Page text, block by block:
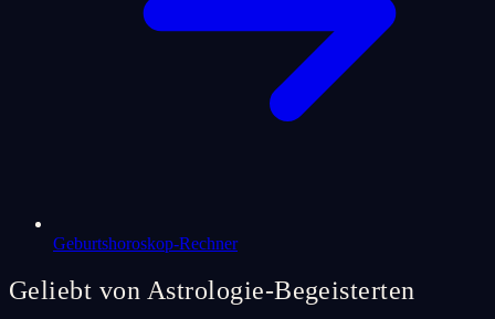
Geburtshoroskop-Rechner
Geliebt von Astrologie-Begeisterten